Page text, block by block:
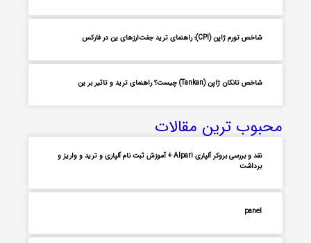
شاخص تورم ژاپن (CPI)؛ راهنمای ترید جفت‌ارزهای ین در فارکس
شاخص تانکان ژاپن (Tankan) چیست؟ راهنمای ترید و تاثیر بر ین
محبوب ترین مقالات
نقد و بررسی بروکر آلپاری Alpari + آموزش ثبت نام آلپاری و ترید و واریز و
برداشت
panel